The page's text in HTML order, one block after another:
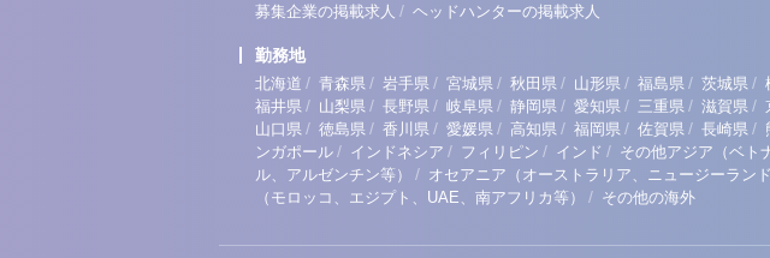
募集企業の掲載求人 / ヘッドハンターの掲載求人
勤務地
北海道 / 青森県 / 岩手県 / 宮城県 / 秋田県 / 山形県 / 福島県 / 茨城県 /
福井県 / 山梨県 / 長野県 / 岐阜県 / 静岡県 / 愛知県 / 三重県 / 滋賀県 /
山口県 / 徳島県 / 香川県 / 愛媛県 / 高知県 / 福岡県 / 佐賀県 / 長崎県 /
ンガポール / インドネシア / フィリピン / インド / その他アジア（ベト
ル、アルゼンチン等）
/ オセアニア（オーストラリア、ニュージーランド
（モロッコ、エジプト、UAE、南アフリカ等）
/ その他の海外